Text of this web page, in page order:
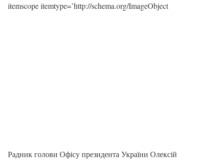
itemscope itemtype=’http://schema.org/ImageObject
Радник голови Офісу президента України Олексій